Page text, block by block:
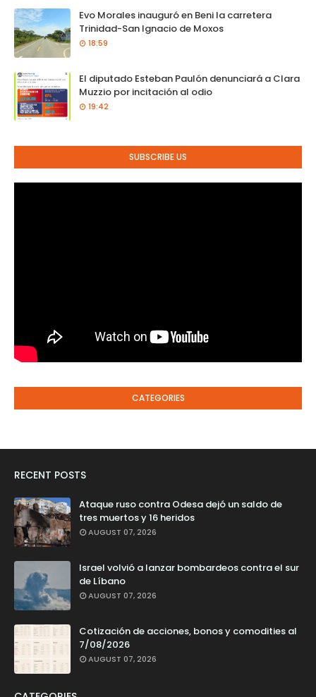
Evo Morales inauguró en Beni la carretera
Trinidad-San Ignacio de Moxos
18:59
El diputado Esteban Paulón denunciará a Clara
Muzzio por incitación al odio
19:42
SUBSCRIBE US
CATEGORIES
RECENT POSTS
Ataque ruso contra Odesa dejó un saldo de
tres muertos y 16 heridos
AUGUST 07, 2026
Israel volvió a lanzar bombardeos contra el sur
de Líbano
AUGUST 07, 2026
Cotización de acciones, bonos y comodities al
7/08/2026
AUGUST 07, 2026